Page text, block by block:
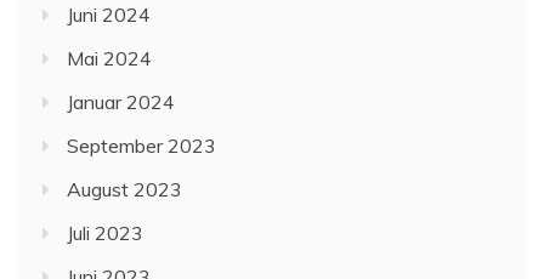
Juni 2024
Mai 2024
Januar 2024
September 2023
August 2023
Juli 2023